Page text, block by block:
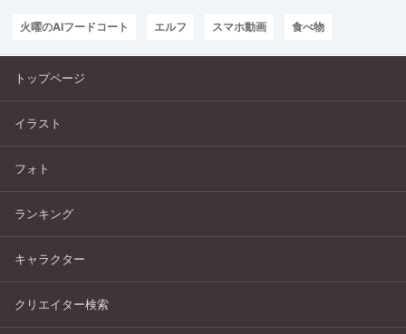
火曜のAIフードコート エルフ スマホ動画 食べ物
トップページ
イラスト
フォト
ランキング
キャラクター
クリエイター検索